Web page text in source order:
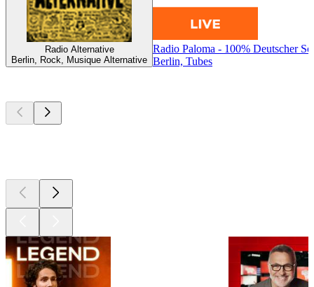
Radio Alternative
Berlin, Rock, Musique Alternative
Radio Paloma - 100% Deutscher
Berlin, Tubes